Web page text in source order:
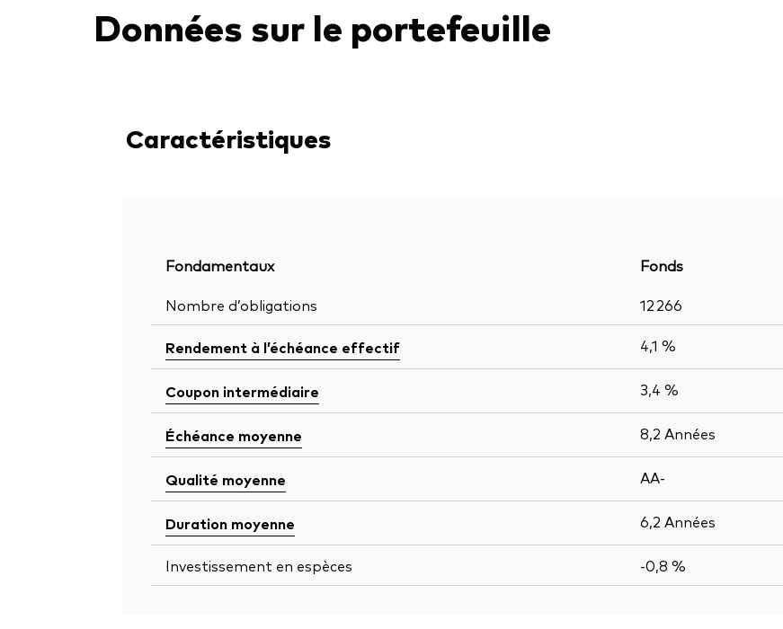
Données sur le portefeuille
Caractéristiques
Fondamentaux Fonds
Nombre d’obligations
12 266
Rendement à l’échéance effectif 4,1 %
Coupon intermédiaire 3,4 %
Échéance moyenne 8,2 Années
Qualité moyenne AA-
Duration moyenne 6,2 Années
Investissement en espèces -0,8 %